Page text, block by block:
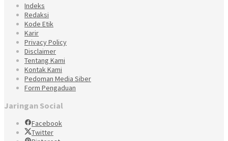
Indeks
Redaksi
Kode Etik
Karir
Privacy Policy
Disclaimer
Tentang Kami
Kontak Kami
Pedoman Media Siber
Form Pengaduan
Jaringan Social
Facebook
Twitter